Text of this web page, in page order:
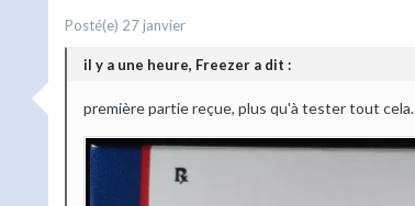
Posté(e) 27 janvier
il y a une heure, Freezer a dit :
première partie reçue, plus qu'à tester tout cela.